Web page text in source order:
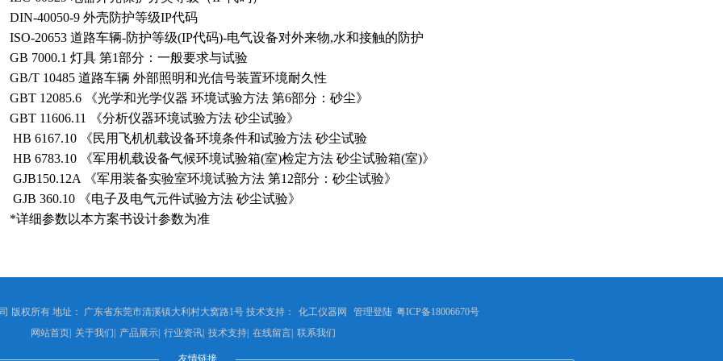
DIN-40050-9 外壳防护等级IP代码
ISO-20653 道路车辆-防护等级(IP代码)-电气设备对外来物,水和接触的防护
GB 7000.1 灯具 第1部分：一般要求与试验
GB/T 10485 道路车辆 外部照明和光信号装置环境耐久性
GBT 12085.6 《光学和光学仪器 环境试验方法 第6部分：砂尘》
GBT 11606.11 《分析仪器环境试验方法 砂尘试验》
HB 6167.10 《民用飞机机载设备环境条件和试验方法 砂尘试验
HB 6783.10 《军用机载设备气候环境试验箱(室)检定方法 砂尘试验箱(室)》
GJB150.12A 《军用装备实验室环境试验方法 第12部分：砂尘试验》
GJB 360.10 《电子及电气元件试验方法 砂尘试验》
*详细参数以本方案书设计参数为准
版权所有 地址： 广东省东莞市清溪镇大利村大窝路1号 技术支持： 化工仪器网 管理登陆 粤ICP备18006670号
网站首页| 关于我们 产品展示| 行业资讯| 技术支持| 在线留言| 联系我们
友情链接